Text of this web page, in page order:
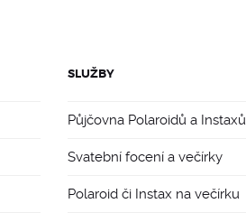
SLUŽBY
Půjčovna Polaroidů a Instaxů
Svatební focení a večírky
Polaroid či Instax na večírku